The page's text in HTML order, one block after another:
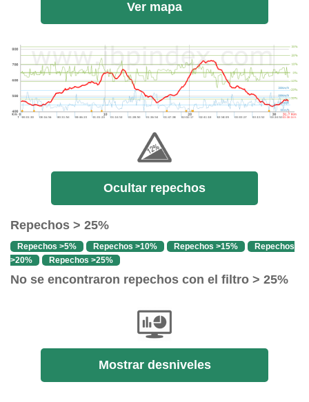
Ver mapa
Ocultar repechos
Repechos > 25%
Repechos >5% Repechos >10% Repechos >15%
Repechos
>20%
Repechos >25%
No se encontraron repechos con el filtro > 25%
Mostrar desniveles